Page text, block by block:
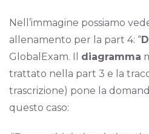
Nell’immagine possiamo
allenamento per la part 4: “
GlobalExam. Il diagramma
trattato nella part 3 e la
trascrizione) pone la
questo caso: